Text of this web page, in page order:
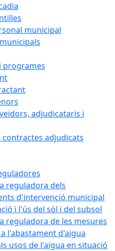
municipal
programes
adjudicataris i
adjudicats
reguladora dels
d'intervenció municipal
i l'ús del sòl i del subsol
reguladora de les mesures
l'abastament d'aigua
usos de l'aigua en situació